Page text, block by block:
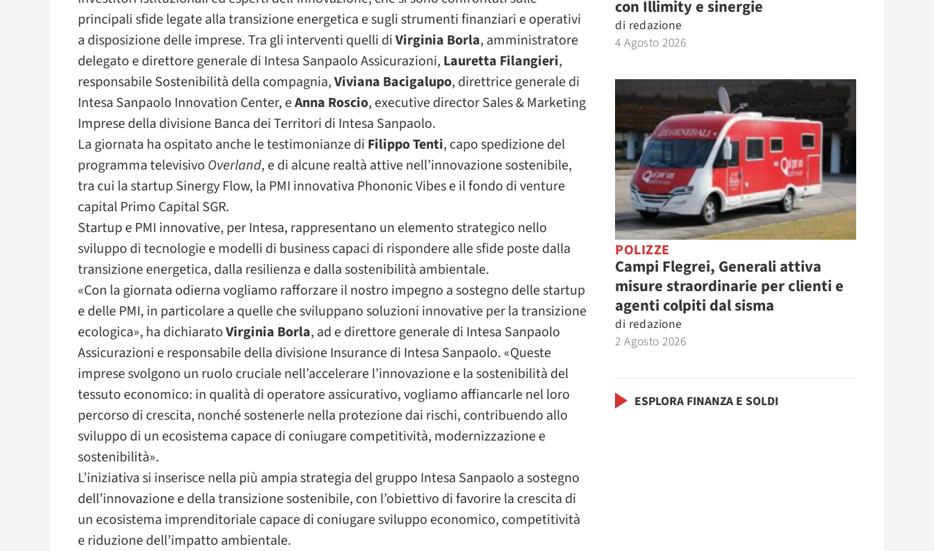
principali sfide legate alla transizione energetica e sugli strumenti finanziari e operativi
a disposizione delle imprese. Tra gli interventi quelli diVirginia Borla, amministratore
delegato e direttore generale di Intesa Sanpaolo Assicurazioni, Lauretta Filangieri,
responsabile Sostenibilità della compagnia,Viviana Bacigalupo, direttrice generale di
Intesa Sanpaolo Innovation Center, eAnna Roscio, executive director Sales & Marketing
Imprese della divisione Banca dei Territori di Intesa Sanpaolo.
La giornata ha ospitato anche le testimonianze di Filippo Tenti, capo spedizione del
programma televisivo Overland, e di alcune realtà attive nell’innovazione sostenibile,
tra cui la startup Sinergy Flow, la PMI innovativa Phononic Vibes e il fondo di venture
capital Primo Capital SGR.
Startup e PMI innovative, per Intesa, rappresentano un elemento strategico nello
sviluppo di tecnologie e modelli di business capaci di rispondere alle sfide poste dalla
transizione energetica, dalla resilienza e dalla sostenibilità ambientale.
«Con la giornata odierna vogliamo rafforzare il nostro impegno a sostegno delle startup
e delle PMI, in particolare a quelle che sviluppano soluzioni innovative per la transizione
ecologica», ha dichiaratoVirginia Borla, ad e direttore generale di Intesa Sanpaolo
Assicurazioni e responsabile della divisione Insurance di Intesa Sanpaolo. «Queste
imprese svolgono un ruolo cruciale nell’accelerare l’innovazione e la sostenibilità del
tessuto economico: in qualità di operatore assicurativo, vogliamo affiancarle nel loro
percorso di crescita, nonché sostenerle nella protezione dai rischi, contribuendo allo
sviluppo di un ecosistema capace di coniugare competitività, modernizzazione e
sostenibilità».
L’iniziativa si inserisce nella più ampia strategia del gruppo Intesa Sanpaolo a sostegno
dell’innovazione e della transizione sostenibile, con l’obiettivo di favorire la crescita di
un ecosistema imprenditoriale capace di coniugare sviluppo economico, competitività
e riduzione dell’impatto ambientale.
con Illimity e sinergie
di redazione
4 Agosto 2026
POLIZZE
Campi Flegrei, Generali attiva
misure straordinarie per clienti e
agenti colpiti dal sisma
di redazione
2 Agosto 2026
ESPLORA FINANZA E SOLDI